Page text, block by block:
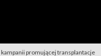
promującej transplantacje